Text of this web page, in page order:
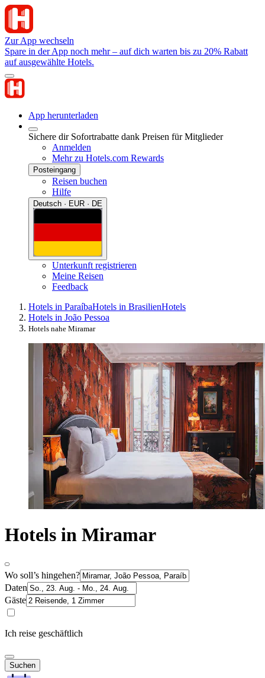
Zur App wechseln
Spare in der App noch mehr – auf dich warten bis zu 20% Rabatt
auf ausgewählte Hotels.
App herunterladen
Sichere dir Sofortrabatte dank Preisen für Mitglieder
Anmelden
Mehr zu Hotels.com Rewards
Posteingang
Reisen buchen
Hilfe
Deutsch · EUR · DE
Unterkunft registrieren
Meine Reisen
Feedback
Hotels in ParaíbaHotels in BrasilienHotels
Hotels in João Pessoa
Hotels nahe Miramar
Hotels in Miramar
Wo soll’s hingehen?
Daten
Gäste
Ich reise geschäftlich
Suchen